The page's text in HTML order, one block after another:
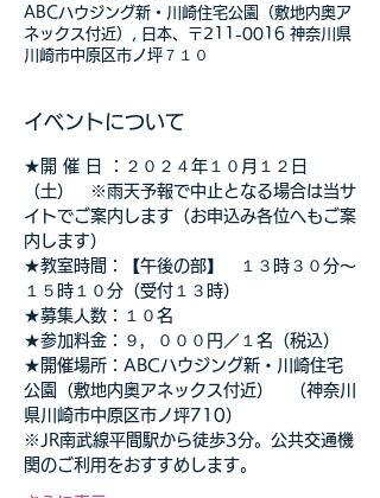
ABCハウジング新・川崎住宅公園（敷地内奥ア
ネックス付近）, 日本、〒211-0016 神奈川県
川崎市中原区市ノ坪７１０
イベントについて
★開 催 日 ：２０２４年１０月１２日
（土）　※雨天予報で中止となる場合は当サ
イトでご案内します（お申込み各位へもご案
内します）
★教室時間：【午後の部】　１３時３０分～
１５時１０分（受付１３時）
★募集人数：１０名
★参加料金：９，０００円／１名（税込）
★開催場所：ABCハウジング新・川崎住宅
公園（敷地内奥アネックス付近）　（神奈川
県川崎市中原区市ノ坪710）
※JR南武線平間駅から徒歩3分。公共交通機
関のご利用をおすすめします。